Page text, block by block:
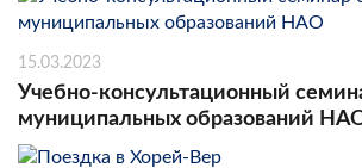
15.03.2023
Учебно-консультационный
муниципальных образований